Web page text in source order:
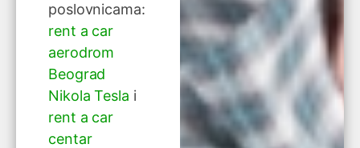
poslovnicama:
rent a car
aerodrom
Beograd
Nikola Tesla i
rent a car
centar